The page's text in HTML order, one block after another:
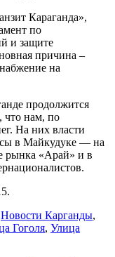
Караганда»,
по
и защите
причина –
на
продолжится
что нам, по
На них власти
в Майкудуке — на
рынка «Арай» и в
Новости Карганды,
Гоголя, Улица